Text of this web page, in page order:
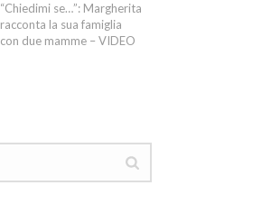
“Chiedimi se…”: Margherita
racconta la sua famiglia
con due mamme – VIDEO